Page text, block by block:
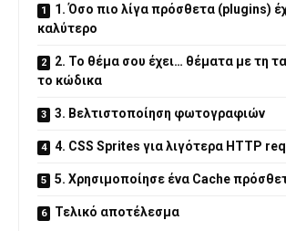
1. Όσο πιο λίγα πρόσθετα (plugins)
καλύτερο
2. Το θέμα σου έχει… θέματα με τη
το κώδικα
3. Βελτιστοποίηση φωτογραφιών
4. CSS Sprites για λιγότερα HTTP
5. Χρησιμοποίησε ένα Cache
Τελικό αποτέλεσμα